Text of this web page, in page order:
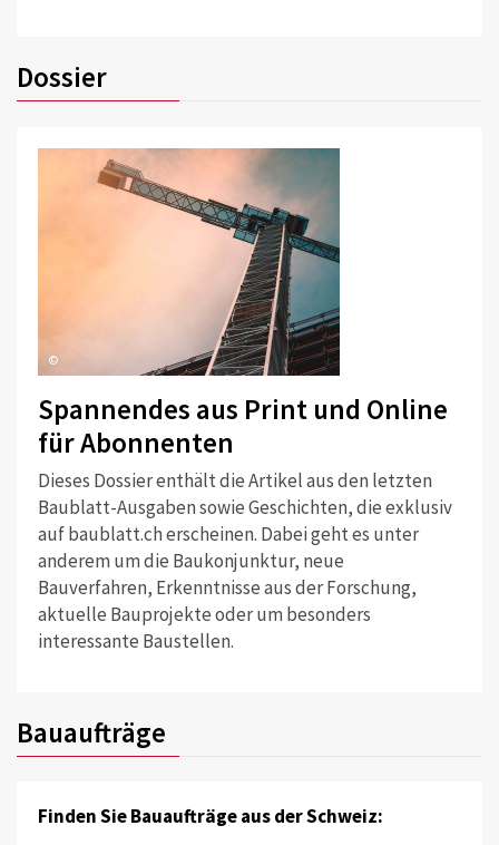
Dossier
©
Spannendes aus Print und Online
für Abonnenten
Dieses Dossier enthält die Artikel aus den letzten
Baublatt-Ausgaben sowie Geschichten, die exklusiv
auf baublatt.ch erscheinen. Dabei geht es unter
anderem um die Baukonjunktur, neue
Bauverfahren, Erkenntnisse aus der Forschung,
aktuelle Bauprojekte oder um besonders
interessante Baustellen.
Bauaufträge
Finden Sie Bauaufträge aus der Schweiz: